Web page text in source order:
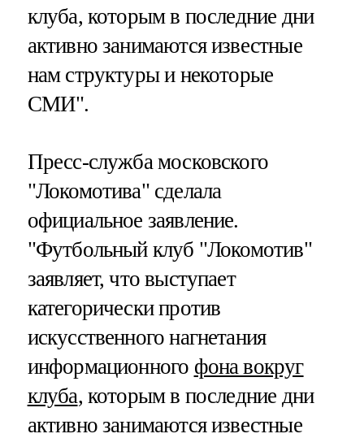
клуба, которым в последние дни
активно занимаются известные
нам структуры и некоторые
СМИ".
Пресс-служба московского
"Локомотива" сделала
официальное заявление.
"Футбольный клуб "Локомотив"
заявляет, что выступает
категорически против
искусственного нагнетания
информационного фона вокруг
клуба, которым в последние дни
активно занимаются известные